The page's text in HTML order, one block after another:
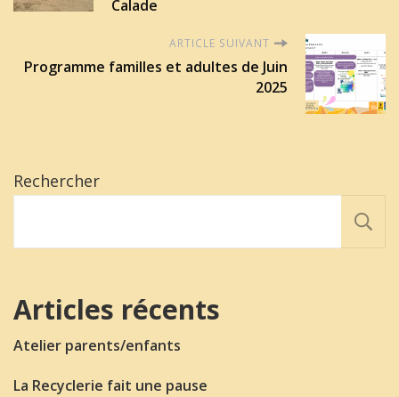
Calade
ARTICLE SUIVANT
Programme familles et adultes de Juin
2025
Rechercher
Articles récents
Atelier parents/enfants
La Recyclerie fait une pause